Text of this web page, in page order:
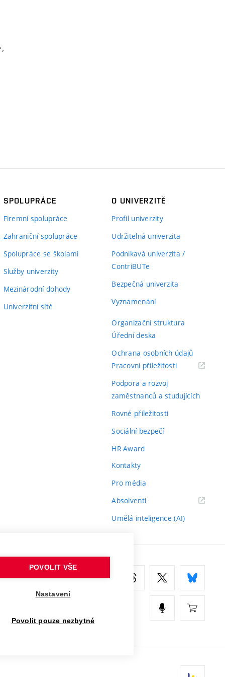
SPOLUPRÁCE
Firemní spolupráce
Zahraniční spolupráce
Spolupráce se školami
Služby univerzity
Mezinárodní dohody
Univerzitní sítě
O UNIVERZITĚ
Profil univerzity
Udržitelná univerzita
Podnikavá univerzita /
ContriBUTe
Bezpečná univerzita
Vyznamenání
Organizační struktura
Úřední deska
Ochrana osobních údajů
Pracovní příležitosti(externí
Podpora a rozvoj
zaměstnanců a studujících
Rovné příležitosti
Sociální bezpečí
HR Award
Kontakty
Pro média
Absolventi(externí
Umělá inteligence (AI)
POVOLIT VŠE
Nastavení
Povolit pouze nezbytné